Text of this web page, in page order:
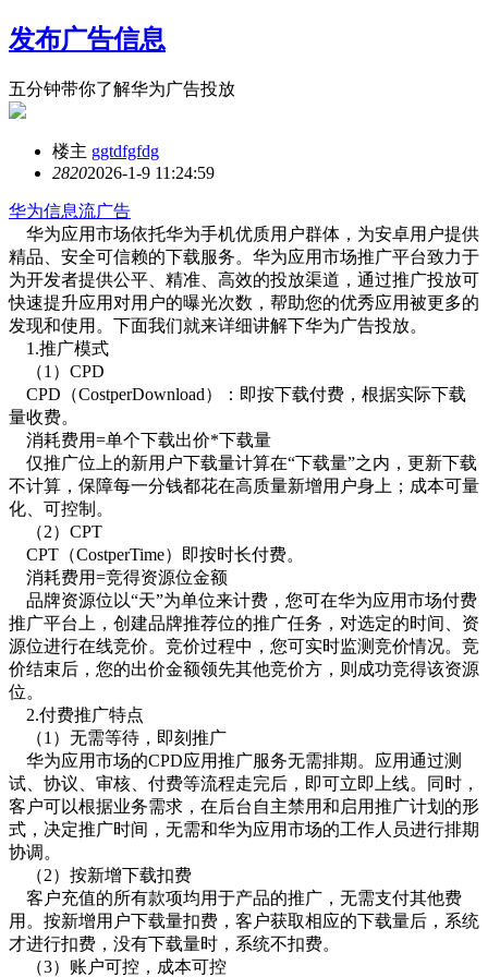
发布广告信息
五分钟带你了解华为广告投放
楼主 ggtdfgfdg
28202026-1-9 11:24:59
华为信息流广告
华为应用市场依托华为手机优质用户群体，为安卓用户提供
精品、安全可信赖的下载服务。华为应用市场推广平台致力于
为开发者提供公平、精准、高效的投放渠道，通过推广投放可
快速提升应用对用户的曝光次数，帮助您的优秀应用被更多的
发现和使用。下面我们就来详细讲解下华为广告投放。
1.推广模式
（1）CPD
CPD（CostperDownload）：即按下载付费，根据实际下载
量收费。
消耗费用=单个下载出价*下载量
仅推广位上的新用户下载量计算在“下载量”之内，更新下载
不计算，保障每一分钱都花在高质量新增用户身上；成本可量
化、可控制。
（2）CPT
CPT（CostperTime）即按时长付费。
消耗费用=竞得资源位金额
品牌资源位以“天”为单位来计费，您可在华为应用市场付费
推广平台上，创建品牌推荐位的推广任务，对选定的时间、资
源位进行在线竞价。竞价过程中，您可实时监测竞价情况。竞
价结束后，您的出价金额领先其他竞价方，则成功竞得该资源
位。
2.付费推广特点
（1）无需等待，即刻推广
华为应用市场的CPD应用推广服务无需排期。应用通过测
试、协议、审核、付费等流程走完后，即可立即上线。同时，
客户可以根据业务需求，在后台自主禁用和启用推广计划的形
式，决定推广时间，无需和华为应用市场的工作人员进行排期
协调。
（2）按新增下载扣费
客户充值的所有款项均用于产品的推广，无需支付其他费
用。按新增用户下载量扣费，客户获取相应的下载量后，系统
才进行扣费，没有下载量时，系统不扣费。
（3）账户可控，成本可控